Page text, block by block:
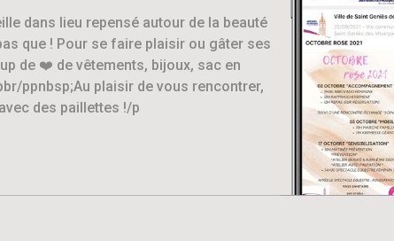
dans lieu repensé autour de la beauté
que ! Pour se faire plaisir ou gâter ses
de ❤️ de vêtements, bijoux, sac en
ppnbsp;Au plaisir de vous rencontrer,
des paillettes !/p